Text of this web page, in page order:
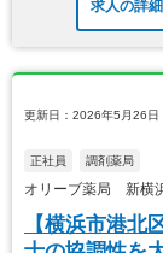
求人の詳
更新日：2026年5月26日
正社員 調剤薬局
オリーブ薬局 新横
【横浜市港北